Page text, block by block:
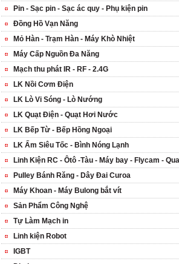
Pin - Sạc pin - Sạc ác quy - Phụ kiện pin
Đồng Hồ Vạn Năng
Mỏ Hàn - Trạm Hàn - Máy Khò Nhiệt
Máy Cấp Nguồn Đa Năng
Mạch thu phát IR - RF - 2.4G
LK Nồi Cơm Điện
LK Lò Vi Sóng - Lò Nướng
LK Quạt Điện - Quạt Hơi Nước
LK Bếp Từ - Bếp Hồng Ngoại
LK Ấm Siêu Tốc - Bình Nóng Lạnh
Linh Kiện RC - Ôtô -Tàu - Máy bay - Flycam -
Pulley Bánh Răng - Dây Đai Curoa
Máy Khoan - Máy Bulong bắt vít
Sản Phẩm Công Nghệ
Tự Làm Mạch in
Linh kiện Robot
IGBT